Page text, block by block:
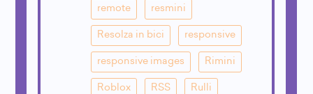
remote resmini
Resolza in bici responsive
responsive images Rimini
Roblox RSS Rulli